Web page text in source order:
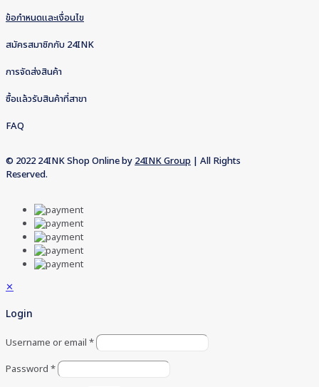
ข้อกำหนดและเงื่อนไข
สมัครสมาชิกกับ 24INK
การจัดส่งสินค้า
ซื้อแล้วรับสินค้าที่สาขา
FAQ
© 2022 24INK Shop Online by24INK Group | All Rights
Reserved.
✕
Login
Username or email *
Password *